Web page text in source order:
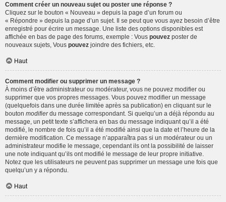
Comment créer un nouveau sujet ou poster une réponse ?
Cliquez sur le bouton « Nouveau » depuis la page d’un forum ou
« Répondre » depuis la page d’un sujet. Il se peut que vous ayez besoin d’être
enregistré pour écrire un message. Une liste des options disponibles est
affichée en bas de page des forums, exemple : Vous pouvez poster de
nouveaux sujets, Vous pouvez joindre des fichiers, etc.
Haut
Comment modifier ou supprimer un message ?
À moins d’être administrateur ou modérateur, vous ne pouvez modifier ou
supprimer que vos propres messages. Vous pouvez modifier un message
(quelquefois dans une durée limitée après sa publication) en cliquant sur le
bouton modifierdu message correspondant. Si quelqu’un a déjà répondu au
message, un petit texte s’affichera en bas du message indiquant qu’il a été
modifié, le nombre de fois qu’il a été modifié ainsi que la date et l’heure de la
dernière modification. Ce message n’apparaîtra pas si un modérateur ou un
administrateur modifie le message, cependant ils ont la possibilité de laisser
une note indiquant qu’ils ont modifié le message de leur propre initiative.
Notez que les utilisateurs ne peuvent pas supprimer un message une fois que
quelqu’un y a répondu.
Haut